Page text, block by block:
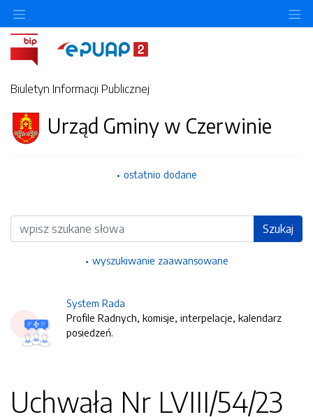
Biuletyn Informacji Publicznej
Urząd Gminy w Czerwinie
ostatnio dodane
Wyszukiwarka Szukaj
wyszukiwanie zaawansowane
System Rada
Profile Radnych, komisje, interpelacje, kalendarz
posiedzeń.
Uchwała Nr LVIII/54/23